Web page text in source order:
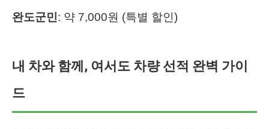
완도군민: 약 7,000원 (특별 할인)
내 차와 함께, 여서도 차량 선적 완벽 가이
드